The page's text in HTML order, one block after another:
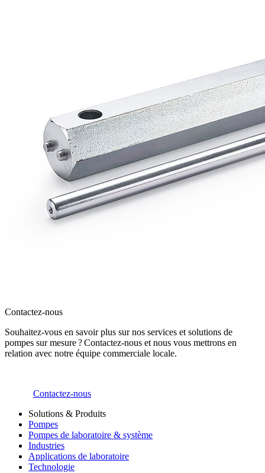
Contactez-nous
Souhaitez-vous en savoir plus sur nos services et solutions de
pompes sur mesure ? Contactez-nous et nous vous mettrons en
relation avec notre équipe commerciale locale.
Contactez-nous
Solutions & Produits
Pompes
Pompes de laboratoire & système
Industries
Applications de laboratoire
Technologie